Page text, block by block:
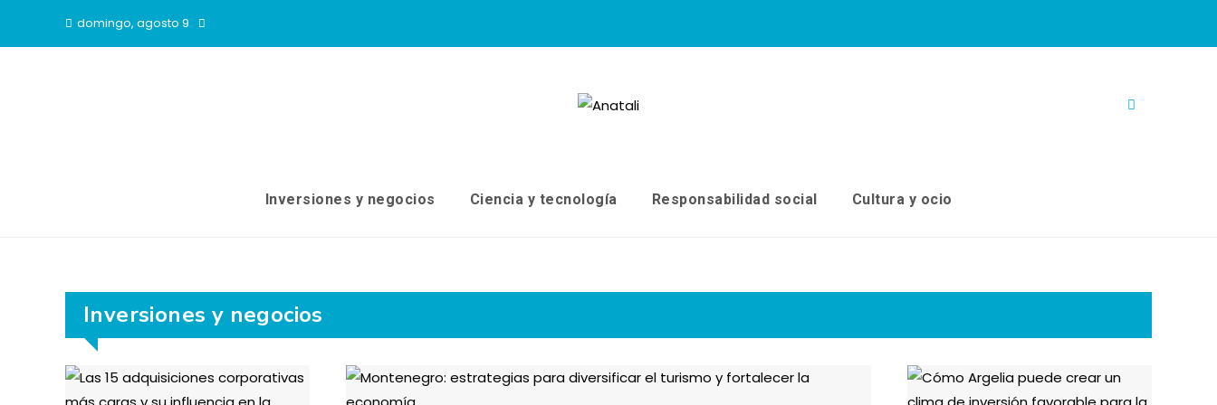
domingo, agosto 9
Inversiones y negocios Ciencia y tecnología Responsabilidad social Cultura y ocio
Inversiones y negocios